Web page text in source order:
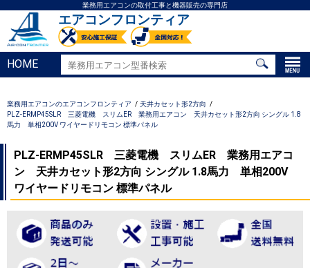
業務用エアコンの取付工事と機器販売の専門店
エアコンフロンティア
HOME
業務用エアコンのエアコンフロンティア
天井カセット形2方向
PLZ-ERMP45SLR 三菱電機 スリムER 業務用エアコン 天井カセット形2方向 シングル 1.8
馬力 単相200V ワイヤードリモコン 標準パネル
PLZ-ERMP45SLR 三菱電機 スリムER 業務用エアコ
ン 天井カセット形2方向 シングル 1.8馬力 単相200V
ワイヤードリモコン 標準パネル